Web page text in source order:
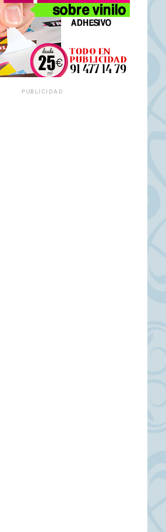
PUBLICIDAD